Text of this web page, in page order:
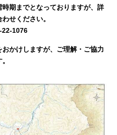
期までとなっておりますが、詳
せください。
22-1076
かけしますが、ご理解・ご協力